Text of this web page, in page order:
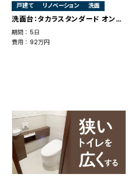
戸建て リノベーション 洗面
洗面台：タカラスタンダード オンディーヌ
期間 ： 5日
費用 ： 92万円